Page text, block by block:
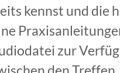
kennst und die
zur